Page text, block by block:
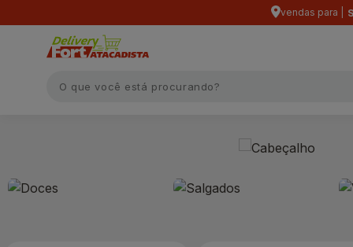
vendas para |